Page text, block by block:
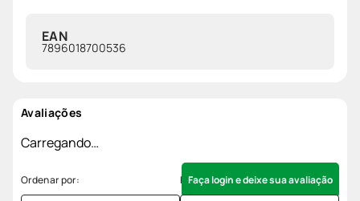
EAN
7896018700536
Avaliações
Carregando…
Faça login e deixe sua avaliação